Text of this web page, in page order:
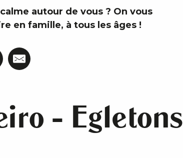
autour de vous ? On vous
en famille, à tous les âges !
- Egletons